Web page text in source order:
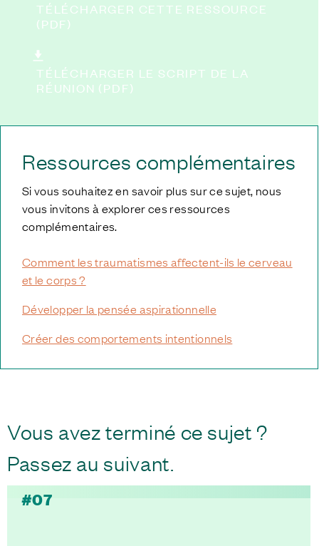
TÉLÉCHARGER CETTE RESSOURCE
(PDF)
TÉLÉCHARGER LE SCRIPT DE LA
RÉUNION (PDF)
Ressources complémentaires
Si vous souhaitez en savoir plus sur ce sujet, nous
vous invitons à explorer ces ressources
complémentaires.
Comment les traumatismes affectent-ils le cerveau
et le corps ?
Développer la pensée aspirationnelle
Créer des comportements intentionnels
Vous avez terminé ce sujet ?
Passez au suivant.
#07